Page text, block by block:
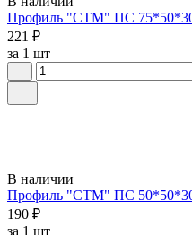
Профиль "СТМ" ПС
221 ₽
за 1 шт
В наличии
Профиль "СТМ" ПС
190 ₽
за 1 шт